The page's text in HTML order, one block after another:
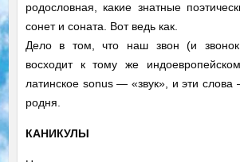
родословная, какие знатные
сонет и соната. Вот ведь как.
Дело в том, что наш звон (и звонок
восходит к тому же
латинское sonus — «звук», и эти
родня.
КАНИКУЛЫ